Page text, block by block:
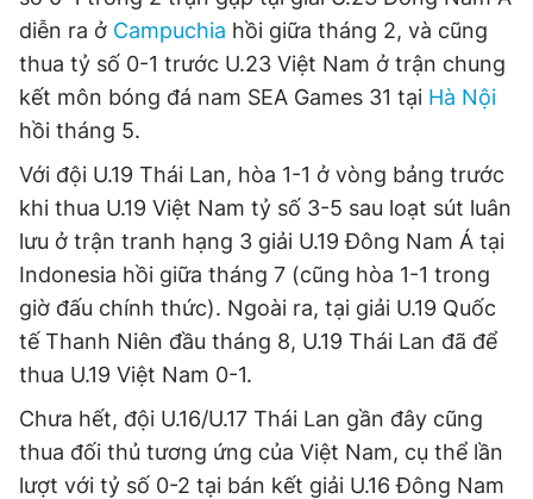
diễn ra ở Campuchia hồi giữa tháng 2, và cũng
thua tỷ số 0-1 trước U.23 Việt Nam ở trận chung
kết môn bóng đá nam SEA Games 31 tại Hà Nội
hồi tháng 5.
Với đội U.19 Thái Lan, hòa 1-1 ở vòng bảng trước
khi thua U.19 Việt Nam tỷ số 3-5 sau loạt sút luân
lưu ở trận tranh hạng 3 giải U.19 Đông Nam Á tại
Indonesia hồi giữa tháng 7 (cũng hòa 1-1 trong
giờ đấu chính thức). Ngoài ra, tại giải U.19 Quốc
tế Thanh Niên đầu tháng 8, U.19 Thái Lan đã để
thua U.19 Việt Nam 0-1.
Chưa hết, đội U.16/U.17 Thái Lan gần đây cũng
thua đối thủ tương ứng của Việt Nam, cụ thể lần
lượt với tỷ số 0-2 tại bán kết giải U.16 Đông Nam